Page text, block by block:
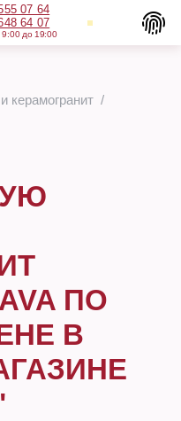
07 64
64 07
до 19:00
керамогранит
ПО
В